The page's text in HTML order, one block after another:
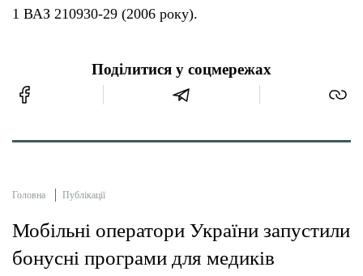
1 ВАЗ 210930-29 (2006 року).
Поділитися у соцмережах
Головна Публікації
Мобільні оператори України запустили
бонусні програми для медиків